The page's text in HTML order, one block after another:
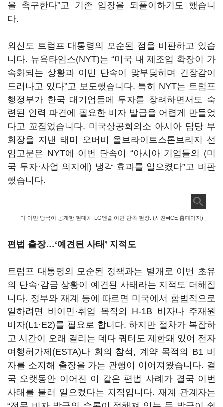
을 촉구한다”고 기존 입장을 되풀이하기도 했습니
다.
외신도 트럼프 대통령의 모순된 점을 비판하고 있습
니다. 뉴욕타임스(NYT)는 “미국 내 제조업 확장이 가
속화되는 상황과 이민 단속이 맞부딪히며 긴장감이
드러나고 있다”고 보도했습니다. 특히 NYT는 트럼프
행정부가 한국 대기업들에 투자를 장려하면서도 숙
련된 인력 파견에 필요한 비자 발급을 어렵게 만들었
다고 꼬집었습니다. 미국상공회의소 아시아 담당 부
회장을 지낸 태미 오버비 올브라이트스톤브리지 선
임고문은 NYT에 이번 단속이 “아시아 기업들의 (미
국 투자·사업 의지에) 냉각 효과를 일으켰다”고 비판
했습니다.
미 이민 당국이 공개한 현대차-LG엔솔 이민 단속 현장. (사진=ICE 홈페이지)
편법 출장…‘예견된 사태 ’ 지적도
트럼프 대통령의 모순된 정책과는 별개로 이번 초유
의 단속·감금 상황이 예견된 사태라는 지적도 더해집
니다. 정부와 재계 등에 따르면 미국에서 합법적으로
일하려면 비이민·취업 목적의 H-1B 비자나 주재원
비자(L1·E2)를 필요로 합니다.하지만 절차가 복잡하
고 시간이 오래 걸리는 데다 쿼터도 제한돼 있어 전자
여행허가제 (ESTA)나 회의 참석, 계약 목적의 B1 비
자를 소지해 출장을 가는 관행이 이어져왔습니다. 결
국 오랫동안 이어진 이 같은 편법 사례가 결국 이번
사태를 불러 일으켰다는 지적입니다. 재계 관계자는